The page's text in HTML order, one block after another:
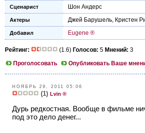
Сценарист Шон Андерс
Актеры Джей Барушель, Кристен
Добавил Eugene ®
Рейтинг: (1.6) Голосов: 5 Мнений: 3
Проголосовать
Опубликовать Ваше
НОЯБРЬ 29, 2011 05:06
(1) Lvin ®
Дурь редкостная. Вообще в фильме
под это дело денег...